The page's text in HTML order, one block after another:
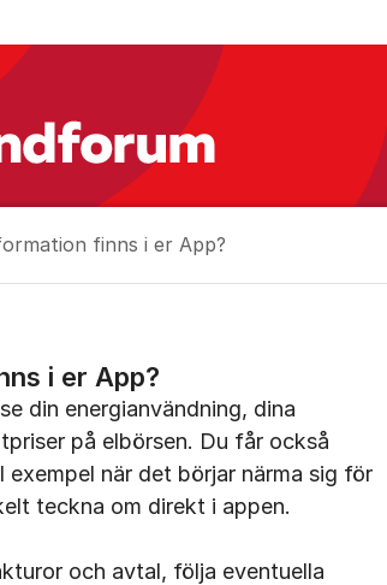
finns i er App?
i er App?
din energianvändning, dina
på elbörsen. Du får också
när det börjar närma sig för
teckna om direkt i appen.
och avtal, följa eventuella